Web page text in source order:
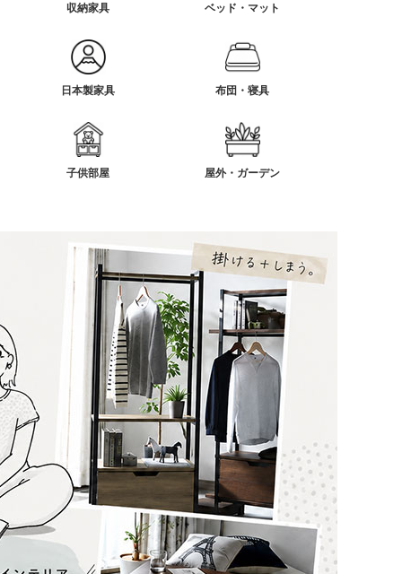
収納家具 ベッド・マット
日本製家具 布団・寝具
子供部屋 屋外・ガーデン